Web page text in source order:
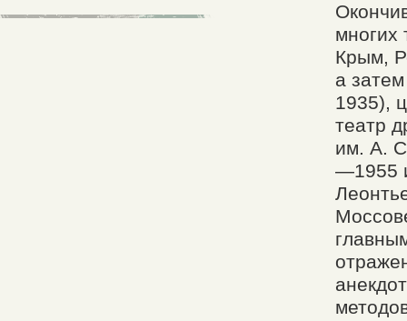
многих
Крым,
а
1935),
театр
им. А.
—1955